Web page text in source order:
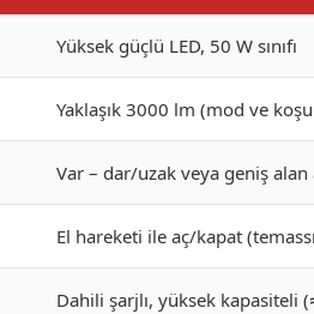
Yüksek güçlü LED, 50 W sınıfı
Yaklaşık 3000 lm (mod ve
Var – dar/uzak veya geniş alan
El hareketi ile aç/kapat
Dahili şarjlı, yüksek kapasiteli